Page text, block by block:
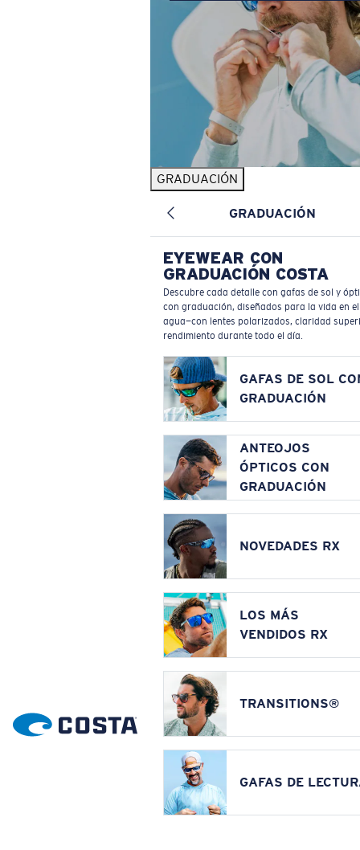
GRADUACIÓN
GRADUACIÓN
EYEWEAR CON
GRADUACIÓN COSTA
Descubre cada detalle con gafas de sol y
con graduación, diseñados para la vida en el
agua—con lentes polarizados, claridad
rendimiento durante todo el día.
GAFAS DE SOL
GRADUACIÓN
ANTEOJOS
ÓPTICOS CON
GRADUACIÓN
NOVEDADES RX
LOS MÁS
VENDIDOS RX
TRANSITIONS®
GAFAS DE